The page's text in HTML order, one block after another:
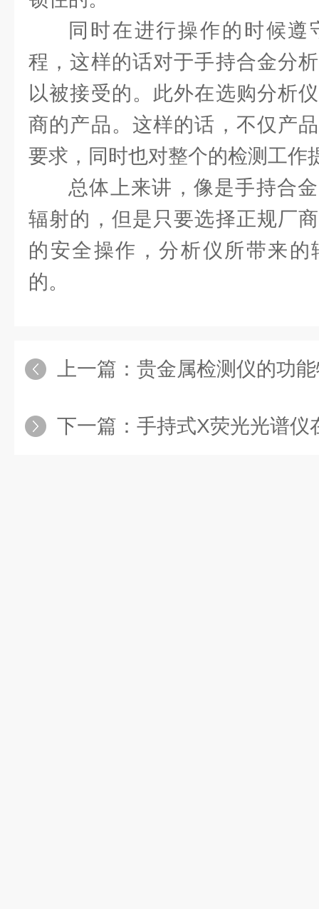
同时在进行操作的时候遵
程，这样的话对于手持合金分
以被接受的。此外在选购分析
商的产品。这样的话，不仅产
要求，同时也对整个的检测工作
总体上来讲，像是手持合
辐射的，但是只要选择正规厂
的安全操作，分析仪所带来
的。
上一篇： 贵金属检测仪的功
下一篇： 手持式X荧光光谱仪在生产过